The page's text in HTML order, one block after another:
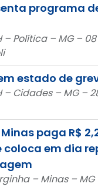
programa
– Política – MG – 08
estado de
– Cidades – MG –
paga R$
em dia
– Minas – MG